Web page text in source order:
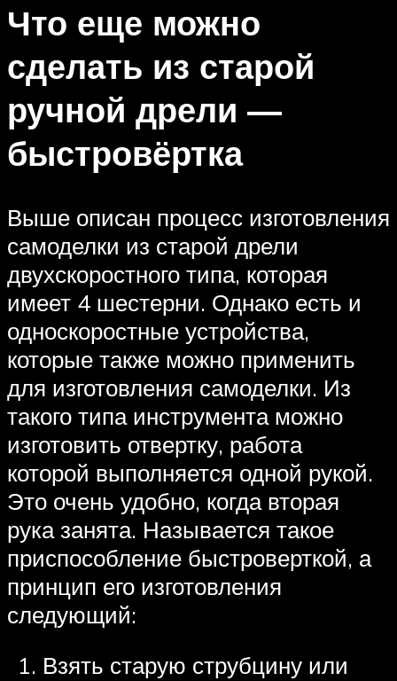
Что еще можно
сделать из старой
ручной дрели —
быстровёртка
Выше описан процесс изготовления
самоделки из старой дрели
двухскоростного типа, которая
имеет 4 шестерни. Однако есть и
односкоростные устройства,
которые также можно применить
для изготовления самоделки. Из
такого типа инструмента можно
изготовить отвертку, работа
которой выполняется одной рукой.
Это очень удобно, когда вторая
рука занята. Называется такое
приспособление быстроверткой, а
принцип его изготовления
следующий:
Взять старую струбцину или